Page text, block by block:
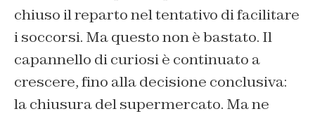
chiuso il reparto nel tentativo di facilitare
i soccorsi. Ma questo non è bastato. Il
capannello di curiosi è continuato a
crescere, fino alla decisione conclusiva:
la chiusura del supermercato. Ma ne